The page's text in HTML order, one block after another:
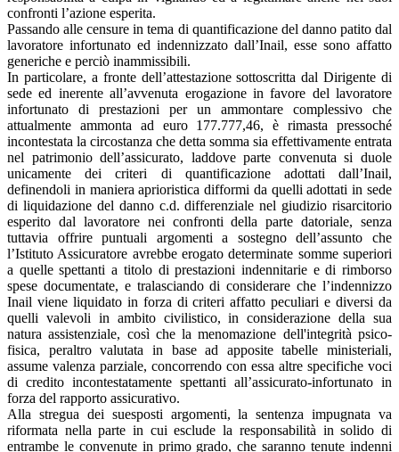
confronti l’azione esperita.
Passando alle censure in tema di quantificazione del danno patito dal
lavoratore infortunato ed indennizzato dall’Inail, esse sono affatto
generiche e perciò inammissibili.
In particolare, a fronte dell’attestazione sottoscritta dal Dirigente di
sede ed inerente all’avvenuta erogazione in favore del lavoratore
infortunato di prestazioni per un ammontare complessivo che
attualmente ammonta ad euro 177.777,46, è rimasta pressoché
incontestata la circostanza che detta somma sia effettivamente entrata
nel patrimonio dell’assicurato, laddove parte convenuta si duole
unicamente dei criteri di quantificazione adottati dall’Inail,
definendoli in maniera aprioristica difformi da quelli adottati in sede
di liquidazione del danno c.d. differenziale nel giudizio risarcitorio
esperito dal lavoratore nei confronti della parte datoriale, senza
tuttavia offrire puntuali argomenti a sostegno dell’assunto che
l’Istituto Assicuratore avrebbe erogato determinate somme superiori
a quelle spettanti a titolo di prestazioni indennitarie e di rimborso
spese documentate, e tralasciando di considerare che l’indennizzo
Inail viene liquidato in forza di criteri affatto peculiari e diversi da
quelli valevoli in ambito civilistico, in considerazione della sua
natura assistenziale, così che la menomazione dell'integrità psico-
fisica, peraltro valutata in base ad apposite tabelle ministeriali,
assume valenza parziale, concorrendo con essa altre specifiche voci
di credito incontestatamente spettanti all’assicurato-infortunato in
forza del rapporto assicurativo.
Alla stregua dei suesposti argomenti, la sentenza impugnata va
riformata nella parte in cui esclude la responsabilità in solido di
entrambe le convenute in primo grado, che saranno tenute indenni